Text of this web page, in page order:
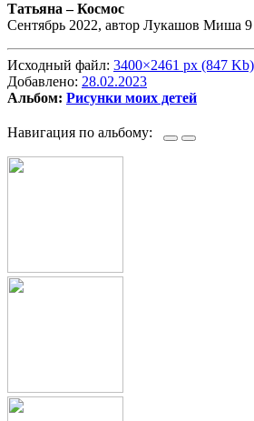
Татьяна –Космос
Сентябрь 2022, автор Лукашов Миша 9
Исходный файл: 3400×2461 px (847 Kb)
Добавлено: 28.02.2023
Альбом: Рисунки моих детей
Навигация по альбому: